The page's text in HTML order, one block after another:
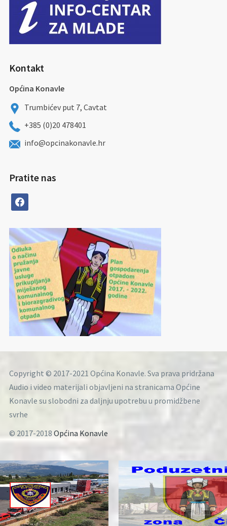
Kontakt
Općina Konavle
Trumbićev put 7, Cavtat
+385 (0)20 478401
info@opcinakonavle.hr
Pratite nas
facebook
Copyright © 2017-2021 Općina Konavle. Sva prava pridržana
Audio i video materijali objavljeni na stranicama Općine
Konavle su slobodni za daljnju upotrebu u promidžbene
svrhe
© 2017-2018 Općina Konavle